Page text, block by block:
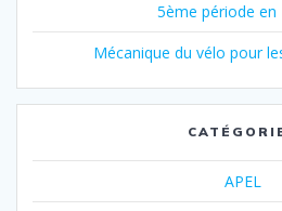
5ème période en
Mécanique du vélo pour
APEL